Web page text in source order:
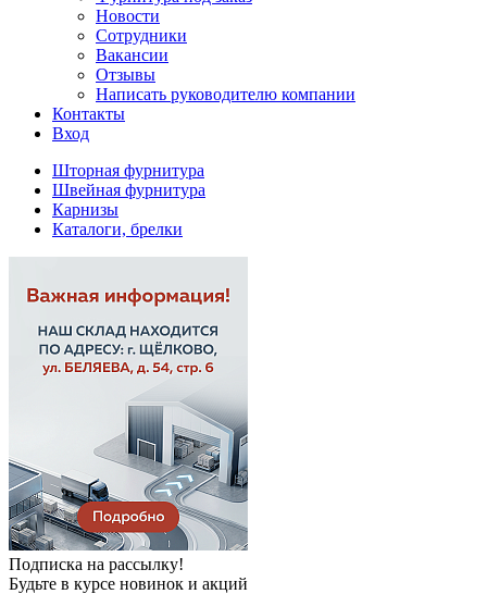
Новости
Сотрудники
Вакансии
Отзывы
Написать руководителю компании
Контакты
Вход
Шторная фурнитура
Швейная фурнитура
Карнизы
Каталоги, брелки
Подписка на рассылку!
Будьте в курсе новинок и акций